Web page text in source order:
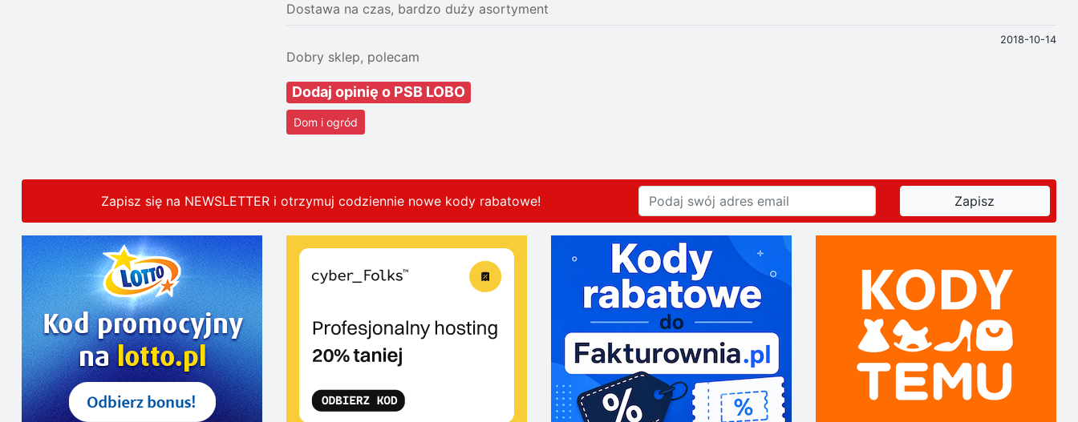
Dostawa na czas, bardzo duży asortyment
2018-10-14
Dobry sklep, polecam
Dodaj opinię o PSB LOBO
Dom i ogród
Zapisz się na NEWSLETTER i otrzymuj codziennie nowe kody rabatowe!